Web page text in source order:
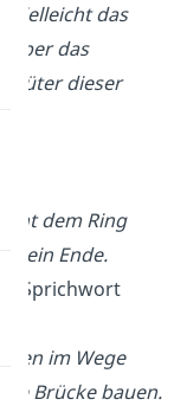
vielleicht das
aber das
Güter dieser
dem Ring
kein Ende.
Sprichwort
im Wege
Brücke bauen.